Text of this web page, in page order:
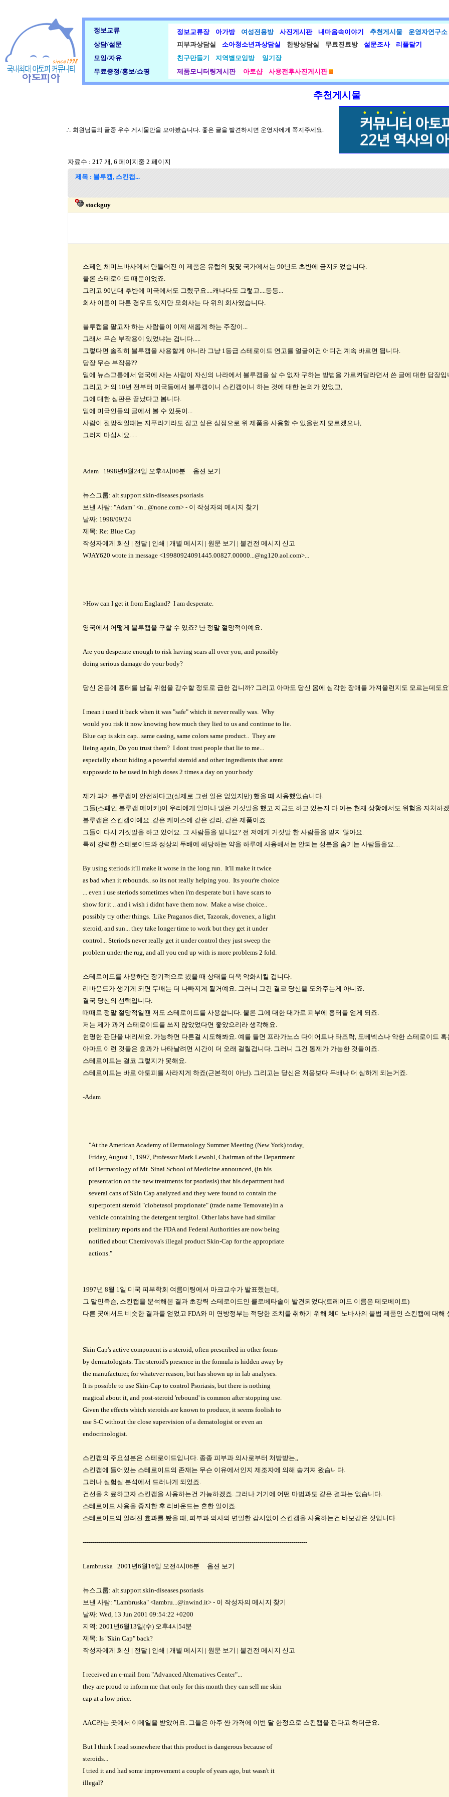
정보교류 정보교류장 아가방 여성전용방 사진게시판 내마음속이야기 추천게시물
운영자연구소
상담/설문
피부과상담실 소아청소년과상담실 한방상담실 무료진료방 설문조사
리플달기
모임/자유
친구만들기 지역별모임방
일기장
무료증정/홍보/쇼핑
제품모니터링게시판 아토샵 사용전후사진게시판
추천게시물
∴ 회원님들의 글중 우수 게시물만을 모아봤습니다. 좋은 글을 발견하시면 운영자에게 쪽지주세요.
자료수 : 217 개, 6 페이지중 2 페이지
제목 : 블루캡, 스킨캡...
stockguy
스페인 체미노바사에서 만들어진 이 제품은 유럽의 몇몇 국가에서는 90년도 초반에 금지되었습니다.
물론 스테로이드 때문이었죠.
그리고 90년대 후반에 미국에서도 그랬구요....캐나다도 그렇고....등등...
회사 이름이 다른 경우도 있지만 모회사는 다 위의 회사였습니다.
블루캡을 팔고자 하는 사람들이 이제 새롭게 하는 주장이...
그래서 무슨 부작용이 있었냐는 겁니다.....
그렇다면 솔직히 블루캡을 사용할게 아니라 그냥 1등급 스테로이드 연고를 얼굴이건 어디건 계속 바르면 됩니다.
당장 무슨 부작용??
밑에 뉴스그룹에서 영국에 사는 사람이 자신의 나라에서 블루캡을 살 수 없자 구하는 방법을 가르켜달라면서 쓴 글에 대한 답장입
그리고 거의 10년 전부터 미국등에서 블루캡이니 스킨캡이니 하는 것에 대한 논의가 있었고,
그에 대한 심판은 끝났다고 봅니다.
밑에 미국인들의 글에서 볼 수 있듯이...
사람이 절망적일때는 지푸라기라도 잡고 싶은 심정으로 위 제품을 사용할 수 있을런지 모르겠으나,
그러지 마십시요.....
Adam 1998년9월24일 오후4시00분 옵션 보기
뉴스그룹: alt.support.skin-diseases.psoriasis
보낸 사람: "Adam" <n...@none.com> - 이 작성자의 메시지 찾기
날짜: 1998/09/24
제목: Re: Blue Cap
작성자에게 회신 | 전달 | 인쇄 | 개별 메시지 | 원문 보기 | 불건전 메시지 신고
WJAY620 wrote in message <19980924091445.00827.00000...@ng120.aol.com>...
>How can I get it from England? I am desperate.
영국에서 어떻게 블루캡을 구할 수 있죠? 난 정말 절망적이예요.
Are you desperate enough to risk having scars all over you, and possibly
doing serious damage do your body?
당신 온몸에 흉터를 남길 위험을 감수할 정도로 급한 겁니까? 그리고 아마도 당신 몸에 심각한 장애를 가져올런지도 모르는데도요
I mean i used it back when it was "safe" which it never really was. Why
would you risk it now knowing how much they lied to us and continue to lie.
Blue cap is skin cap.. same casing, same colors same product.. They are
lieing again, Do you trust them? I dont trust people that lie to me...
especially about hiding a powerful steroid and other ingredients that arent
supposedc to be used in high doses 2 times a day on your body
제가 과거 블루캡이 안전하다고(실제로 그런 일은 없었지만) 했을 때 사용했었습니다.
그들(스페인 블루캡 메이커)이 우리에게 얼마나 많은 거짓말을 했고 지금도 하고 있는지 다 아는 현재 상황에서도 위험을 자처하
블루캡은 스킨캡이예요..같은 케이스에 같은 칼라, 같은 제품이죠.
그들이 다시 거짓말을 하고 있어요. 그 사람들을 믿나요? 전 저에게 거짓말 한 사람들을 믿지 않아요.
특히 강력한 스테로이드와 정상의 두배에 해당하는 약을 하루에 사용해서는 안되는 성분을 숨기는 사람들을요....
By using steriods it'll make it worse in the long run. It'll make it twice
as bad when it rebounds.. so its not really helping you. Its your're choice
... even i use steriods sometimes when i'm desperate but i have scars to
show for it .. and i wish i didnt have them now. Make a wise choice..
possibly try other things. Like Praganos diet, Tazorak, dovenex, a light
steroid, and sun... they take longer time to work but they get it under
control... Steriods never really get it under control they just sweep the
problem under the rug, and all you end up with is more problems 2 fold.
스테로이드를 사용하면 장기적으로 봤을 때 상태를 더욱 악화시킬 겁니다.
리바운드가 생기게 되면 두배는 더 나빠지게 될거예요. 그러니 그건 결코 당신을 도와주는게 아니죠.
결국 당신의 선택입니다.
때때로 정말 절망적일땐 저도 스테로이드를 사용합니다. 물론 그에 대한 대가로 피부에 흉터를 얻게 되죠.
저는 제가 과거 스테로이드를 쓰지 않았었다면 좋았으리라 생각해요.
현명한 판단을 내리세요. 가능하면 다른걸 시도해봐요. 예를 들면 프라가노스 다이어트나 타조락, 도베넥스나 약한 스테로이드 혹
아마도 이런 것들은 효과가 나타날려면 시간이 더 오래 걸릴겁니다. 그러니 그건 통제가 가능한 것들이죠.
스테로이드는 결코 그렇지가 못해요.
스테로이드는 바로 아토피를 사라지게 하죠(근본적이 아닌). 그리고는 당신은 처음보다 두배나 더 심하게 되는거죠.
-Adam
"At the American Academy of Dermatology Summer Meeting (New York) today,
Friday, August 1, 1997, Professor Mark Lewohl, Chairman of the Department
of Dermatology of Mt. Sinai School of Medicine announced, (in his
presentation on the new treatments for psoriasis) that his department had
several cans of Skin Cap analyzed and they were found to contain the
superpotent steroid "clobetasol proprionate" (trade name Temovate) in a
vehicle containing the detergent tergitol. Other labs have had similar
preliminary reports and the FDA and Federal Authorities are now being
notified about Chemivova's illegal product Skin-Cap for the appropriate
actions."
1997년 8월 1일 미국 피부학회 여름미팅에서 마크교수가 발표했는데,
그 말인즉슨, 스킨캡을 분석해본 결과 초강력 스테로이드인 클로베타솔이 발견되었다(트레이드 이름은 테모베이트)
다른 곳에서도 비슷한 결과를 얻었고 FDA와 미 연방정부는 적당한 조치를 취하기 위해 체미노바사의 불법 제품인 스킨캡에 대해
Skin Cap's active component is a steroid, often prescribed in other forms
by dermatologists. The steroid's presence in the formula is hidden away by
the manufacturer, for whatever reason, but has shown up in lab analyses.
It is possible to use Skin-Cap to control Psoriasis, but there is nothing
magical about it, and post-steroid 'rebound' is common after stopping use.
Given the effects which steroids are known to produce, it seems foolish to
use S-C without the close supervision of a dematologist or even an
endocrinologist.
스킨캡의 주요성분은 스테로이드입니다. 종종 피부과 의사로부터 처방받는,,
스킨캡에 들어있는 스테로이드의 존재는 무슨 이유에서인지 제조자에 의해 숨겨져 왔습니다.
그러나 실험실 분석에서 드러나게 되었죠.
건선을 치료하고자 스킨캡을 사용하는건 가능하겠죠. 그러나 거기에 어떤 마법과도 같은 결과는 없습니다.
스테로이드 사용을 중지한 후 리바운드는 흔한 일이죠.
스테로이드의 알려진 효과를 봤을 때, 피부과 의사의 면밀한 감시없이 스킨캡을 사용하는건 바보같은 짓입니다.
----------------------------------------------------------------------------------------------------------------
Lambruska 2001년6월16일 오전4시06분 옵션 보기
뉴스그룹: alt.support.skin-diseases.psoriasis
보낸 사람: "Lambruska" <lambru...@inwind.it> - 이 작성자의 메시지 찾기
날짜: Wed, 13 Jun 2001 09:54:22 +0200
지역: 2001년6월13일(수) 오후4시54분
제목: Is "Skin Cap" back?
작성자에게 회신 | 전달 | 인쇄 | 개별 메시지 | 원문 보기 | 불건전 메시지 신고
I received an e-mail from "Advanced Alternatives Center"...
they are proud to inform me that only for this month they can sell me skin
cap at a low price.
AAC라는 곳에서 이메일을 받았어요. 그들은 아주 싼 가격에 이번 달 한정으로 스킨캡을 판다고 하더군요.
But I think I read somewhere that this product is dangerous because of
steroids...
I tried it and had some improvement a couple of years ago, but wasn't it
illegal?